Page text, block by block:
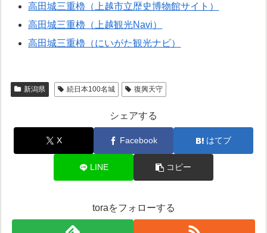
高田城三重櫓（上越市立歴史博物館サイト）
高田城三重櫓（上越観光Navi）
高田城三重櫓（にいがた観光ナビ）
新潟県 続日本100名城 復興天守
シェアする
X Facebook はてブ
LINE コピー
toraをフォローする